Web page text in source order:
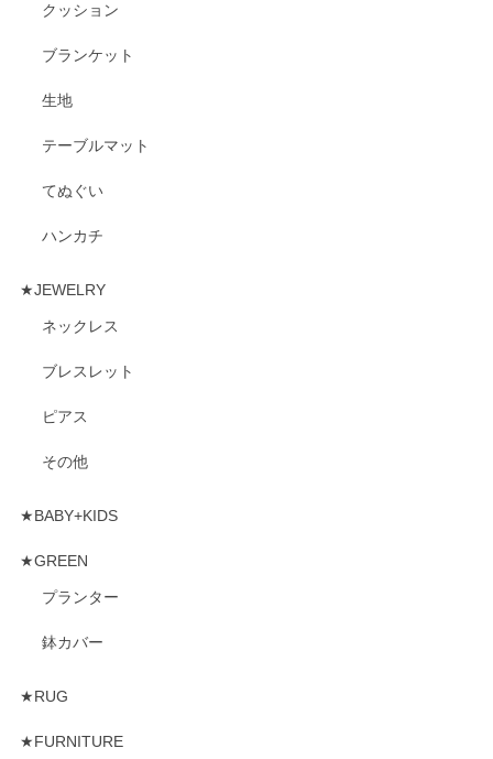
クッション
ブランケット
生地
テーブルマット
てぬぐい
ハンカチ
★JEWELRY
ネックレス
ブレスレット
ピアス
その他
★BABY+KIDS
★GREEN
プランター
鉢カバー
★RUG
★FURNITURE